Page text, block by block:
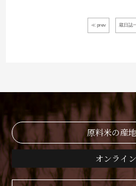
≪ prev 蔵日誌
原料米の産
オンライ